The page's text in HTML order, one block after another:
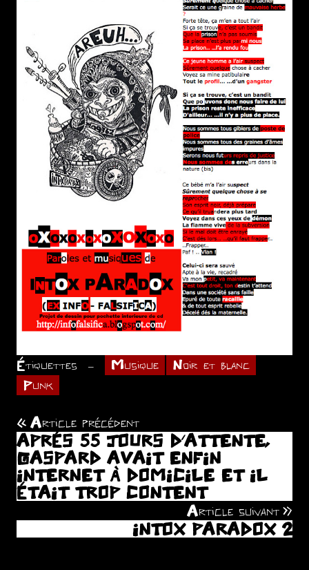
Étiquettes Musique
Noir et blanc
Punk
Navigation
de
l’article
Article précédent
APRÉS 55 JOURS D’ATTENTE,
GASPARD AVAIT ENFIN
INTERNET À DOMICILE ET IL
ÉTAIT TROP CONTENT
Article suivant
INTOX PARADOX 2